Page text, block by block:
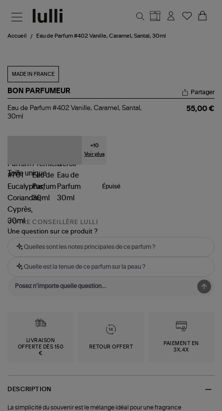
Accueil Eau de Parfum #402 Vanille, Caramel, Santal, 30ml
MADE IN FRANCE
BON PARFUMEUR
Eau
de
Partager
Eau de Parfum #402 Vanille, Caramel, Santal,
30ml
55,00 €
+10
Voir plus
Taille unique
Épuisé
VOTRE CONSEILLÈRE LULLI
Une question sur ce produit ?
Quelles sont les notes principales de ce parfum ?
Quelle est la tenue de ce parfum sur la peau ?
LIVRAISON
OFFERTE DÈS 150
€
RETOUR OFFERT
PAIEMENT EN
3X,4X
DESCRIPTION
La simplicité du souvenir est le mélange idéal pour une fragrance